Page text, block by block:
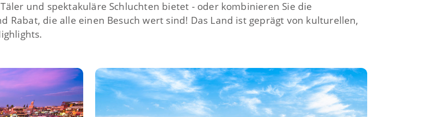
und spektakuläre Schluchten bietet - oder kombinieren Sie die
Rabat, die alle einen Besuch wert sind! Das Land ist geprägt von kulturellen,